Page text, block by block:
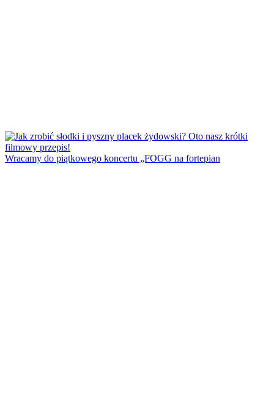
Wracamy do piątkowego koncertu „FOGG na fortepian